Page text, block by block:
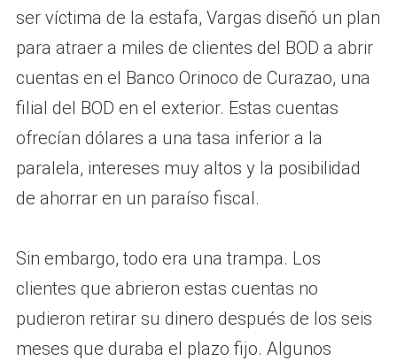
ser víctima de la estafa, Vargas diseñó un plan
para atraer a miles de clientes del BOD a abrir
cuentas en el Banco Orinoco de Curazao, una
filial del BOD en el exterior. Estas cuentas
ofrecían dólares a una tasa inferior a la
paralela, intereses muy altos y la posibilidad
de ahorrar en un paraíso fiscal.
Sin embargo, todo era una trampa. Los
clientes que abrieron estas cuentas no
pudieron retirar su dinero después de los seis
meses que duraba el plazo fijo. Algunos